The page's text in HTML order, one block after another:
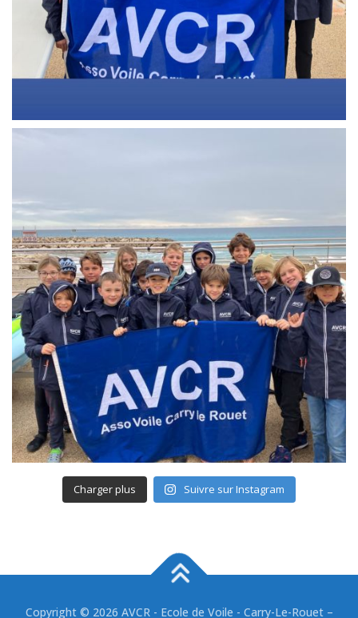
Charger plus Suivre sur Instagram
Copyright © 2026 AVCR - Ecole de Voile - Carry-Le-Rouet –